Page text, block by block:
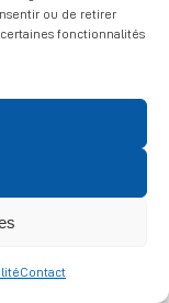
ou de retirer
fonctionnalités
Contact